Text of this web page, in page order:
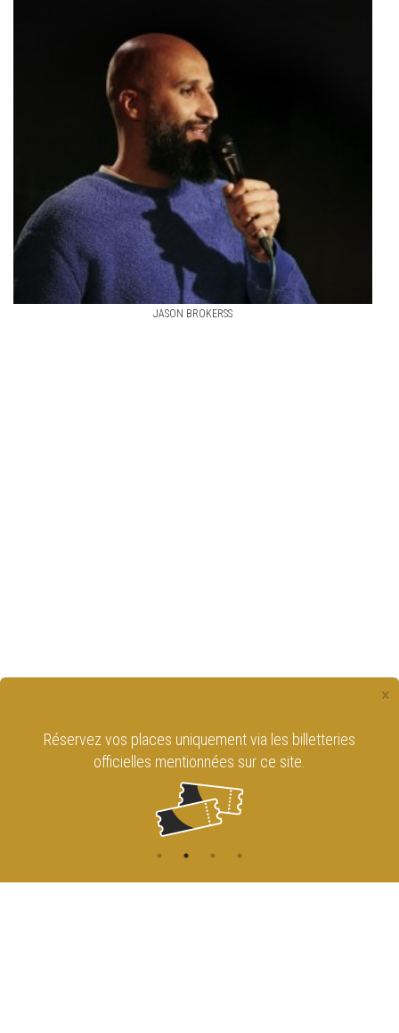
JASON BROKERSS
×
Réservez vos places uniquement via les billetteries
officielles mentionnées sur ce site.